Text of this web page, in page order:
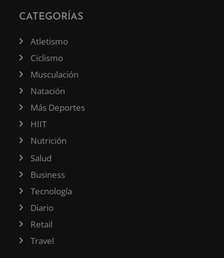
CATEGORÍAS
Atletismo
Ciclismo
Musculación
Natación
Más Deportes
HIIT
Nutrición
Salud
Business
Tecnología
Diario
Retail
Travel